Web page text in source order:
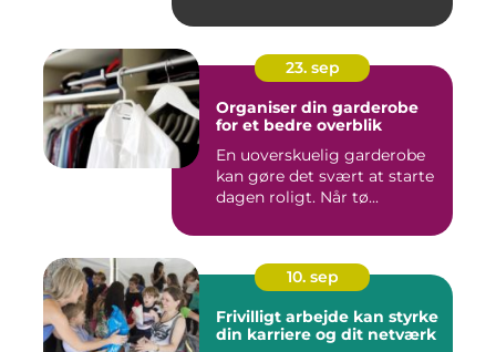
23. sep
Organiser din garderobe
for et bedre overblik
En uoverskuelig garderobe
kan gøre det svært at starte
dagen roligt. Når tø...
10. sep
Frivilligt arbejde kan styrke
din karriere og dit netværk